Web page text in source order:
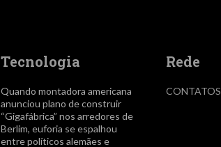
Tecnologia
Quando montadora americana
anunciou plano de construir
“Gigafábrica” nos arredores de
Berlim, euforia se espalhou
entre políticos alemães e
Rede
CONTATOS